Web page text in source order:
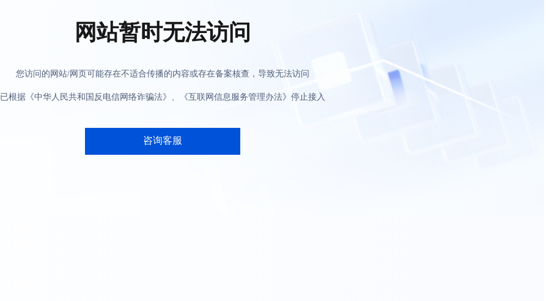
网站暂时无法访问
您访问的网站/网页可能存在不适合传播的内容或存在备案核查，导致无法访问
已根据《中华人民共和国反电信网络诈骗法》、《互联网信息服务管理办法》停止接入
咨询客服